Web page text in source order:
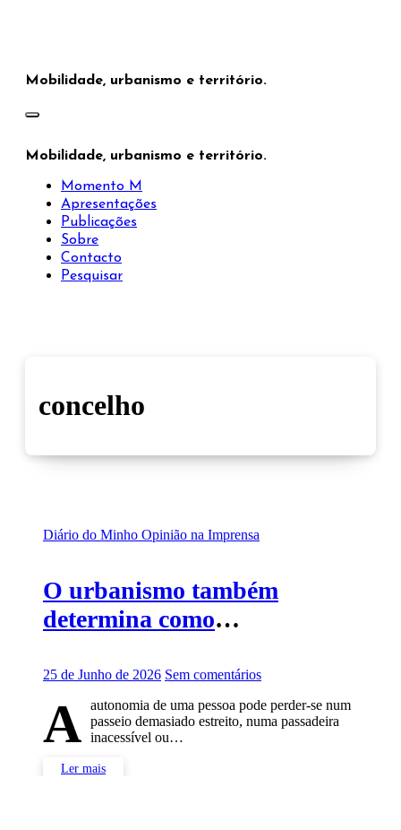
Mobilidade, urbanismo e território.
Mobilidade, urbanismo e território.
Momento M
Apresentações
Publicações
Sobre
Contacto
Pesquisar
concelho
Diário do Minho Opinião na Imprensa
O urbanismo também
determina como
25 de Junho de 2026 Sem comentários
A autonomia de uma pessoa pode perder-se num
passeio demasiado estreito, numa passadeira
inacessível ou…
Ler mais